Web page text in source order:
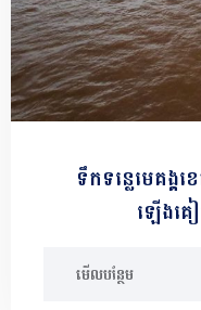
ទឹកទន្លេមេគង្គខ
ឡើងគ
មើលបន្ថែម